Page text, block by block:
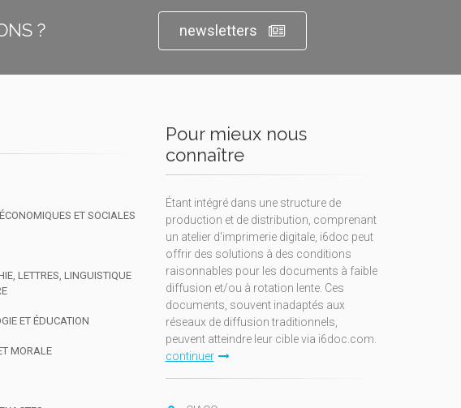
? newsletters
ET SOCIALES
LETTRES, LINGUISTIQUE
ET ÉDUCATION
MORALE
Pour mieux nous
connaître
Étant intégré dans une structure de
production et de distribution, comprenant
un atelier d'imprimerie digitale, i6doc peut
offrir des solutions à des conditions
raisonnables pour les documents à faible
diffusion et/ou à rotation lente. Ces
documents, souvent inadaptés aux
réseaux de diffusion traditionnels,
peuvent atteindre leur cible via i6doc.com.
continuer